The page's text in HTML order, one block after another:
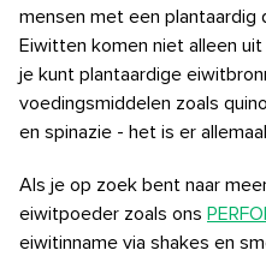
mensen met een plantaardig
Eiwitten komen niet alleen
je kunt plantaardige
voedingsmiddelen zoals
en spinazie - het is er
Als je op zoek bent naar
eiwitpoeder zoals ons
eiwitinname via shakes en